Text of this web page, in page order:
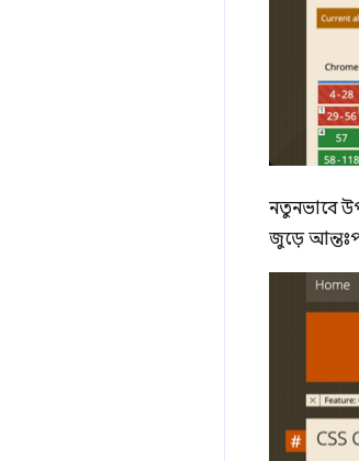
নতুনভাবে
জুড়ে